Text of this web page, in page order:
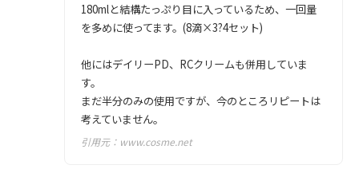
180mlと結構たっぷり目に入っているため、一回量
を多めに使ってます。(8滴×3?4セット)
他にはデイリーPD、RCクリームも併用していま
す。
まだ半分のみの使用ですが、今のところリピートは
考えていません。
引用元： www.cosme.net